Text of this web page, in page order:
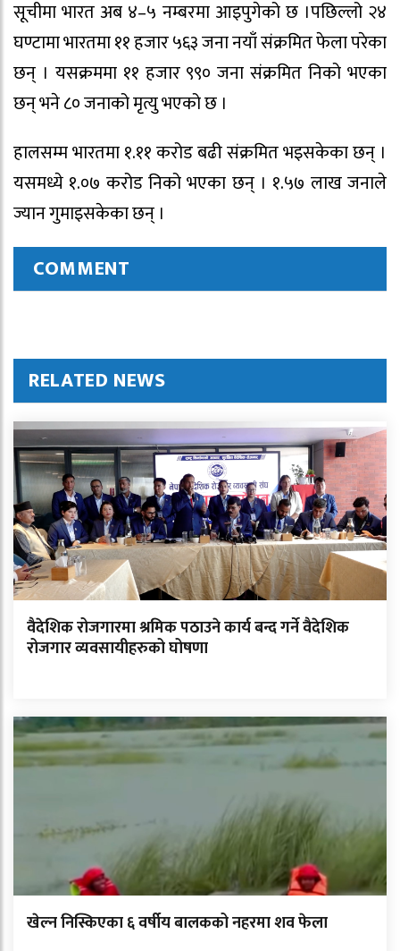
सूचीमा भारत अब ४–५ नम्बरमा आइपुगेको छ ।पछिल्लो २४
घण्टामा भारतमा ११ हजार ५६३ जना नयाँ संक्रमित फेला परेका
छन् । यसक्रममा ११ हजार ९९० जना संक्रमित निको भएका
छन् भने ८० जनाको मृत्यु भएको छ ।
हालसम्म भारतमा १.११ करोड बढी संक्रमित भइसकेका छन् ।
यसमध्ये १.०७ करोड निको भएका छन् । १.५७ लाख जनाले
ज्यान गुमाइसकेका छन् ।
COMMENT
RELATED NEWS
वैदेशिक रोजगारमा श्रमिक पठाउने कार्य बन्द गर्ने वैदेशिक
रोजगार व्यवसायीहरुको घोषणा
खेल्न निस्किएका ६ वर्षीय बालकको नहरमा शव फेला